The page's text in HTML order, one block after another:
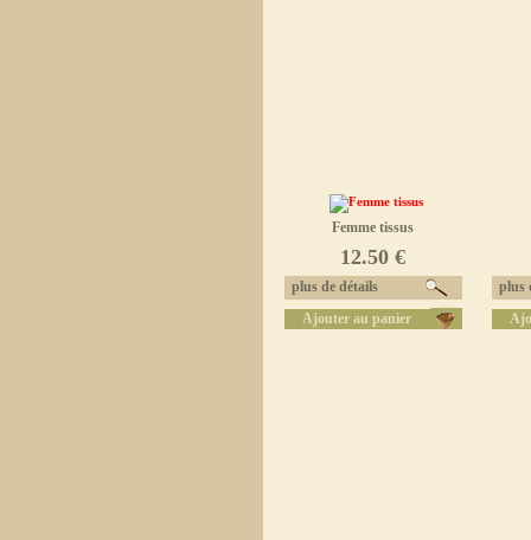
Femme tissus
12.50 €
plus de détails
Ajouter au panier
plus